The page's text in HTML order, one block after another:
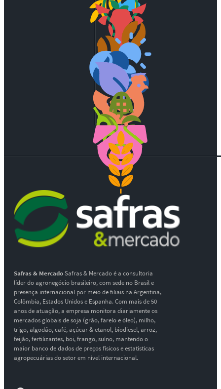
Safras & MercadoSafras & Mercado é a consultoria
líder do agronegócio brasileiro, com sede no Brasil e
presença internacional por meio de filiais na Argentina,
Colômbia, Estados Unidos e Espanha. Com mais de 50
anos de atuação, a empresa monitora diariamente os
mercados globais de soja (grão, farelo e óleo), milho,
trigo, algodão, café, açúcar & etanol, biodiesel, arroz,
feijão, fertilizantes, boi, frango, suíno, mantendo o
maior banco de dados de preços físicos e estatísticas
agropecuárias do setor em nível internacional.